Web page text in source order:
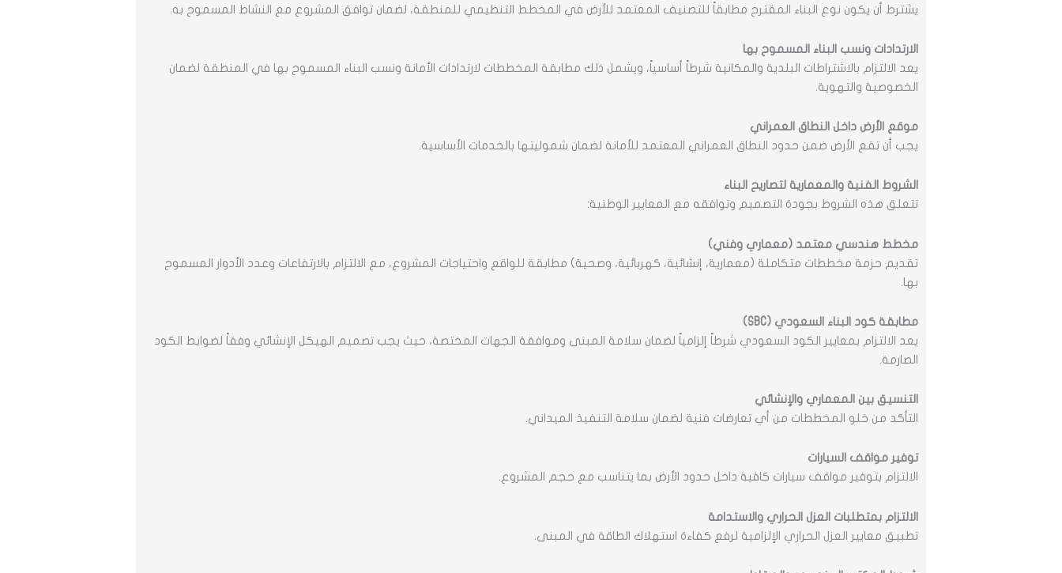
يشترط أن يكون نوع البناء المقترح مطابقاً للتصنيف المعتمد للأرض في المخطط التنظيمي للمنطقة، لضمان توافق المشروع مع النشاط المسموح به.
الارتدادات ونسب البناء المسموح بها
يعد الالتزام بالاشتراطات البلدية والمكانية شرطاً أساسياً، ويشمل ذلك مطابقة المخططات لارتدادات الأمانة ونسب البناء المسموح بها في المنطقة لضمان
الخصوصية والتهوية.
موقع الأرض داخل النطاق العمراني
يجب أن تقع الأرض ضمن حدود النطاق العمراني المعتمد للأمانة لضمان شموليتها بالخدمات الأساسية.
الشروط الفنية والمعمارية لتصاريح البناء
تتعلق هذه الشروط بجودة التصميم وتوافقه مع المعايير الوطنية:
مخطط هندسي معتمد (معماري وفني)
تقديم حزمة مخططات متكاملة (معمارية، إنشائية، كهربائية، وصحية) مطابقة للواقع واحتياجات المشروع، مع الالتزام بالارتفاعات وعدد الأدوار المسموح
بها.
مطابقة كود البناء السعودي (SBC)
يعد الالتزام بمعايير الكود السعودي شرطاً إلزامياً لضمان سلامة المبنى وموافقة الجهات المختصة، حيث يجب تصميم الهيكل الإنشائي وفقاً لضوابط الكود
الصارمة.
التنسيق بين المعماري والإنشائي
التأكد من خلو المخططات من أي تعارضات فنية لضمان سلامة التنفيذ الميداني.
توفير مواقف السيارات
الالتزام بتوفير مواقف سيارات كافية داخل حدود الأرض بما يتناسب مع حجم المشروع.
الالتزام بمتطلبات العزل الحراري والاستدامة
تطبيق معايير العزل الحراري الإلزامية لرفع كفاءة استهلاك الطاقة في المبنى.